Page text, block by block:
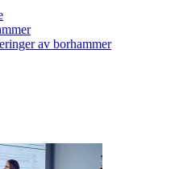
av borhammer